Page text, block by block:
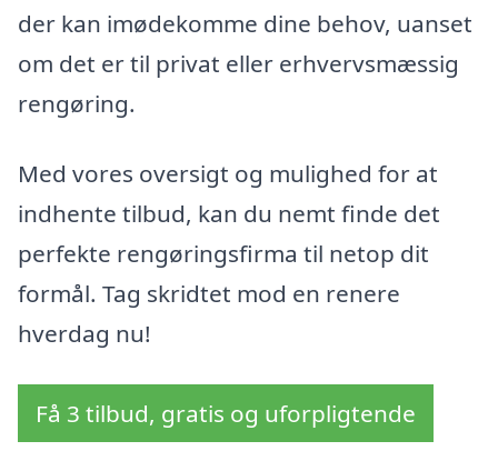
der kan imødekomme dine behov, uanset
om det er til privat eller erhvervsmæssig
rengøring.
Med vores oversigt og mulighed for at
indhente tilbud, kan du nemt finde det
perfekte rengøringsfirma til netop dit
formål. Tag skridtet mod en renere
hverdag nu!
Få 3 tilbud, gratis og uforpligtende